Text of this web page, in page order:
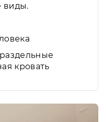
виды.
кровать